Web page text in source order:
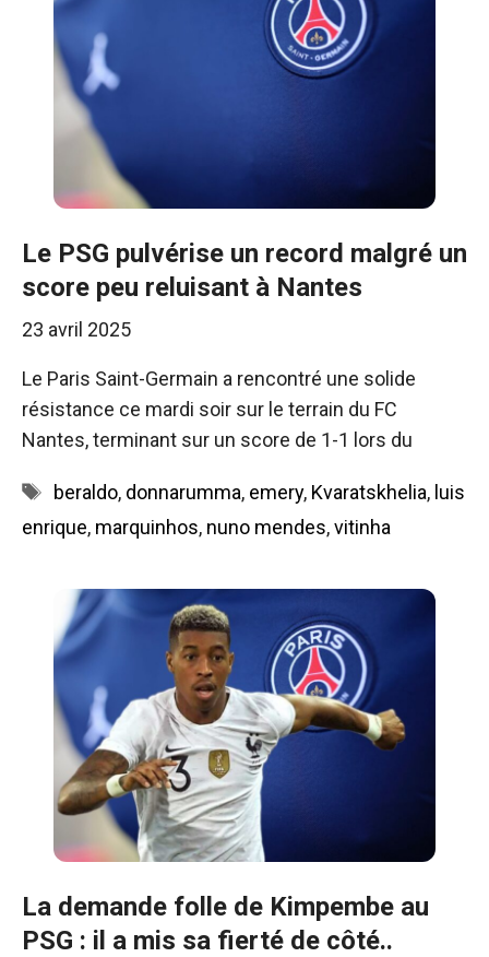
Le PSG pulvérise un record malgré un
score peu reluisant à Nantes
23 avril 2025
Le Paris Saint-Germain a rencontré une solide
résistance ce mardi soir sur le terrain du FC
Nantes, terminant sur un score de 1-1 lors du
Étiquettes
beraldo, donnarumma, emery, Kvaratskhelia, luis
enrique, marquinhos, nuno mendes,vitinha
La demande folle de Kimpembe au
PSG : il a mis sa fierté de côté..